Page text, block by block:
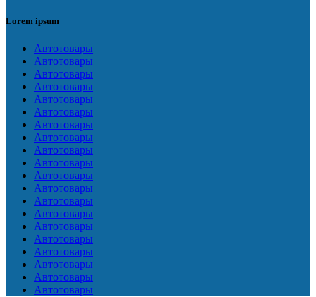
Lorem ipsum
Автотовары
Автотовары
Автотовары
Автотовары
Автотовары
Автотовары
Автотовары
Автотовары
Автотовары
Автотовары
Автотовары
Автотовары
Автотовары
Автотовары
Автотовары
Автотовары
Автотовары
Автотовары
Автотовары
Автотовары